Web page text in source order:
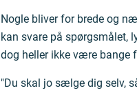
Nogle bliver for brede og
kan svare på spørgsmålet,
dog heller ikke være bange
"Du skal jo sælge dig selv,